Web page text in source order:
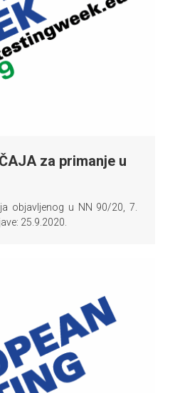
za primanje u
objavljenog u NN 90/20, 7.
25.9.2020.